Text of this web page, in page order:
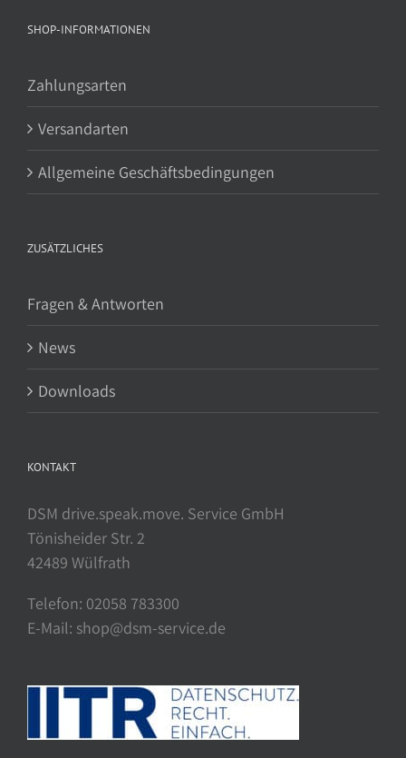
SHOP-INFORMATIONEN
Zahlungsarten
Versandarten
Allgemeine Geschäftsbedingungen
ZUSÄTZLICHES
Fragen & Antworten
News
Downloads
KONTAKT
DSM drive.speak.move. Service GmbH
Tönisheider Str. 2
42489 Wülfrath
Telefon: 02058 783300
E-Mail: shop@dsm-service.de